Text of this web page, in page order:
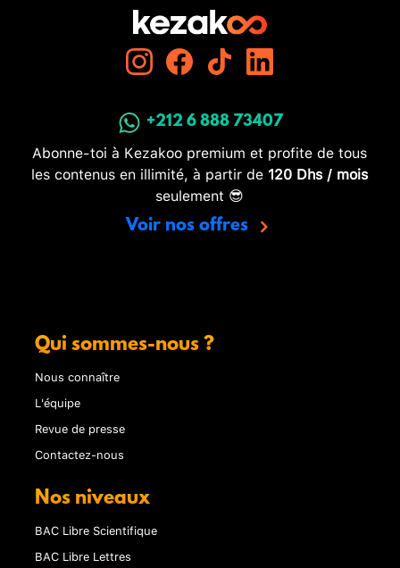
+212 6 888 73407
Abonne-toi à Kezakoo premium et profite de tous
les contenus en illimité, à partir de 120 Dhs / mois
seulement 😎
Voir nos offres
Qui sommes-nous ?
Nous connaître
L'équipe
Revue de presse
Contactez-nous
Nos niveaux
BAC Libre Scientifique
BAC Libre Lettres